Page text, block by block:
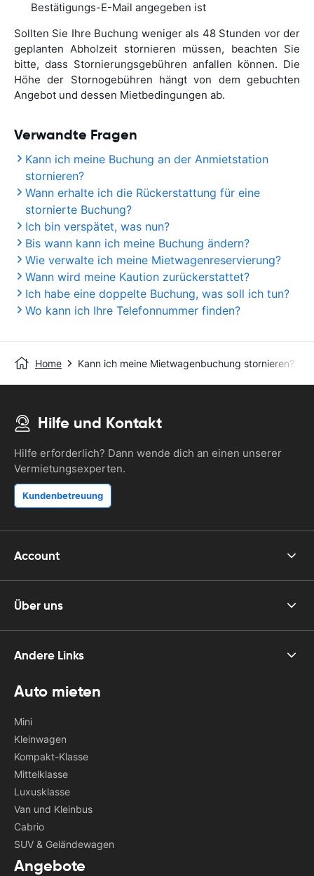
Bestätigungs-E-Mail angegeben ist
Sollten Sie Ihre Buchung weniger als 48 Stunden vor der
geplanten Abholzeit stornieren müssen, beachten Sie
bitte, dass Stornierungsgebühren anfallen können. Die
Höhe der Stornogebühren hängt von dem gebuchten
Angebot und dessen Mietbedingungen ab.
Verwandte Fragen
Kann ich meine Buchung an der Anmietstation
stornieren?
Wann erhalte ich die Rückerstattung für eine
stornierte Buchung?
Ich bin verspätet, was nun?
Bis wann kann ich meine Buchung ändern?
Wie verwalte ich meine Mietwagenreservierung?
Wann wird meine Kaution zurückerstattet?
Ich habe eine doppelte Buchung, was soll ich tun?
Wo kann ich Ihre Telefonnummer finden?
Home Kann ich meine Mietwagenbuchung stornieren?
Hilfe und Kontakt
Hilfe erforderlich? Dann wende dich an einen unserer
Vermietungsexperten.
Kundenbetreuung
Account
Über uns
Andere Links
Auto mieten
Mini
Kleinwagen
Kompakt-Klasse
Mittelklasse
Luxusklasse
Van und Kleinbus
Cabrio
SUV & Geländewagen
Angebote